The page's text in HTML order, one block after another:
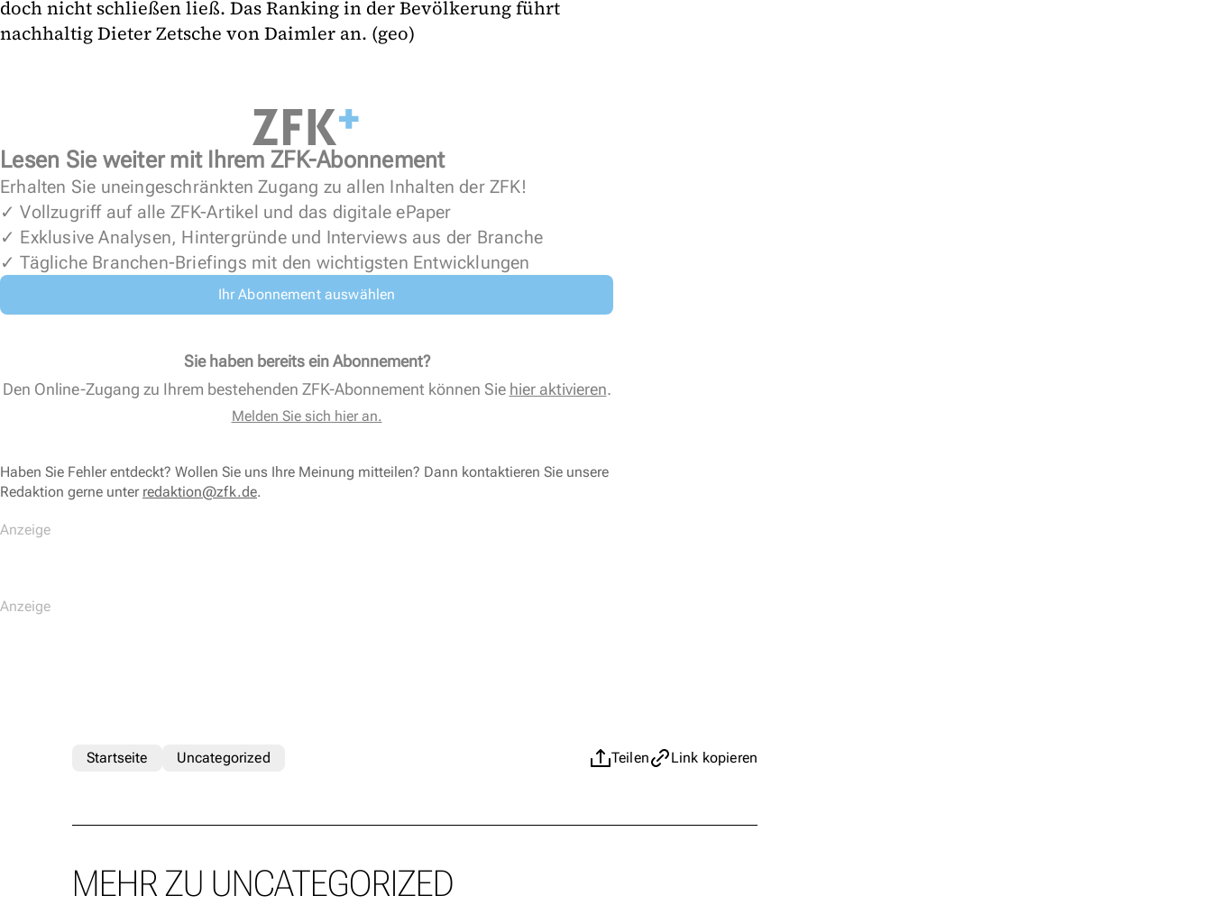
doch nicht schließen ließ. Das Ranking in der Bevölkerung führt
nachhaltig Dieter Zetsche von Daimler an. (geo)
Lesen Sie weiter mit Ihrem ZFK-Abonnement
Erhalten Sie uneingeschränkten Zugang zu allen Inhalten der ZFK!
✓ Vollzugriff auf alle ZFK-Artikel und das digitale ePaper
✓ Exklusive Analysen, Hintergründe und Interviews aus der Branche
✓ Tägliche Branchen-Briefings mit den wichtigsten Entwicklungen
Ihr Abonnement auswählen
Sie haben bereits ein Abonnement?
Den Online-Zugang zu Ihrem bestehenden ZFK-Abonnement können Sie hier aktivieren.
Melden Sie sich hier an.
Haben Sie Fehler entdeckt? Wollen Sie uns Ihre Meinung mitteilen? Dann kontaktieren Sie unsere
Redaktion gerne unter redaktion@zfk.de.
Teilen Link kopieren
Startseite Uncategorized
MEHR ZU UNCATEGORIZED